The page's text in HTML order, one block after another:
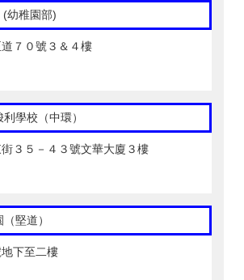
幼稚園部)
７０號３＆４樓
學校（中環）
３５－４３號文華大廈３樓
堅道）
下至二樓